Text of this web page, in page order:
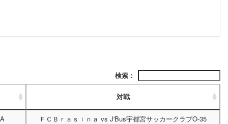
検索：
対戦
ＦＣＢｒａｓｉｎａ vs J'Bus宇都宮サッカークラブO-35